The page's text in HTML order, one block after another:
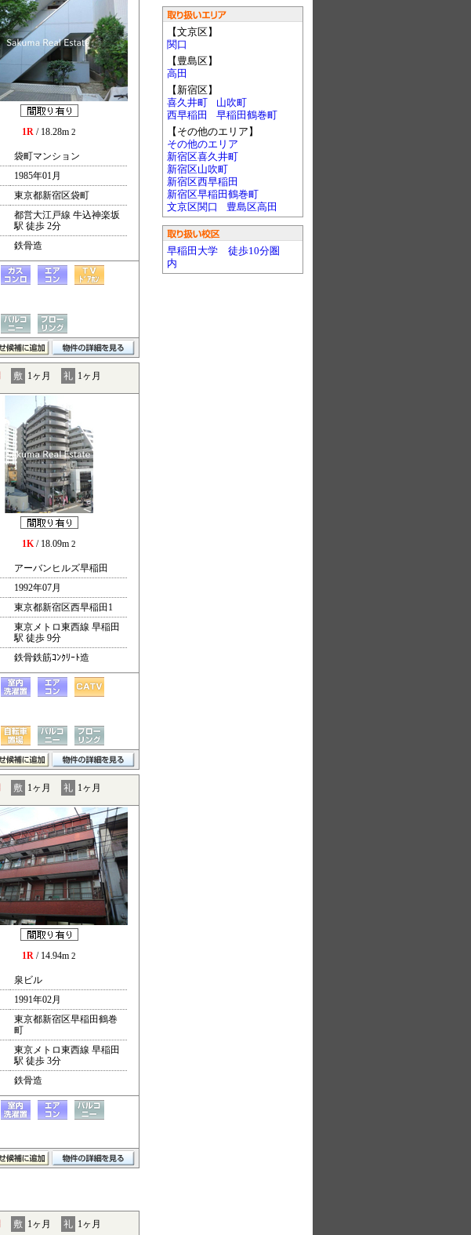
【文京区】
関口
【豊島区】
高田
【新宿区】
喜久井町
山吹町
西早稲田
早稲田鶴巻町
【その他のエリア】
その他のエリア
新宿区喜久井町
新宿区山吹町
新宿区西早稲田
新宿区早稲田鶴巻町
文京区関口
豊島区高田
早稲田大学 徒歩10分圏
内
1R / 18.28m 2
袋町マンション
1985年01月
東京都新宿区袋町
都営大江戸線 牛込神楽坂
駅 徒歩 2分
鉄骨造
敷 1ヶ月 礼 1ヶ月
1K/ 18.09m 2
アーバンヒルズ早稲田
1992年07月
東京都新宿区西早稲田1
東京メトロ東西線 早稲田
駅 徒歩 9分
鉄骨鉄筋ｺﾝｸﾘｰﾄ造
敷 1ヶ月 礼 1ヶ月
1R / 14.94m 2
泉ビル
1991年02月
東京都新宿区早稲田鶴巻
町
東京メトロ東西線 早稲田
駅 徒歩 3分
鉄骨造
敷 1ヶ月 礼 1ヶ月